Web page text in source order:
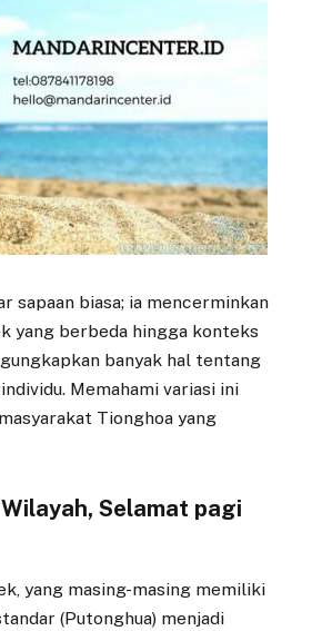
sapaan biasa; ia mencerminkan
yang berbeda hingga konteks
banyak hal tentang
Memahami variasi ini
Tionghoa yang
Selamat pagi
yang masing-masing memiliki
(Putonghua) menjadi